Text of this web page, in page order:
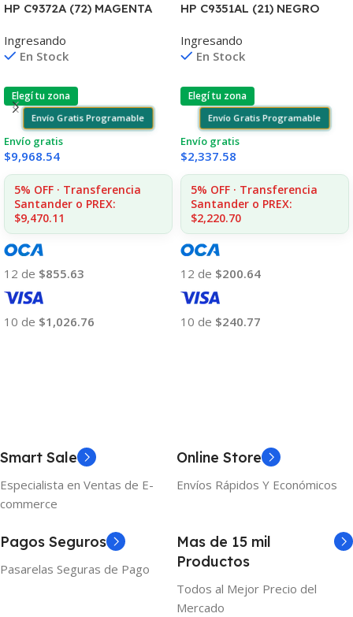
HP C9372A (72) MAGENTA
790 130ML UK
Ingresando
En Stock
Elegí tu zona
Envío Gratis Programable
Envío gratis
$9,968.54
5% OFF · Transferencia
Santander o PREX:
$9,470.11
12 de $855.63
10 de $1,026.76
HP C9351AL (21) NEGRO
/4355 7ML (D)
Ingresando
En Stock
Elegí tu zona
Envío Gratis Programable
Envío gratis
$2,337.58
5% OFF · Transferencia
Santander o PREX:
$2,220.70
12 de $200.64
10 de $240.77
Smart Sale
Especialista en Ventas de E-
commerce
Online Store
Envíos Rápidos Y Económicos
Pagos Seguros
Pasarelas Seguras de Pago
Mas de 15 mil
Productos
Todos al Mejor Precio del
Mercado